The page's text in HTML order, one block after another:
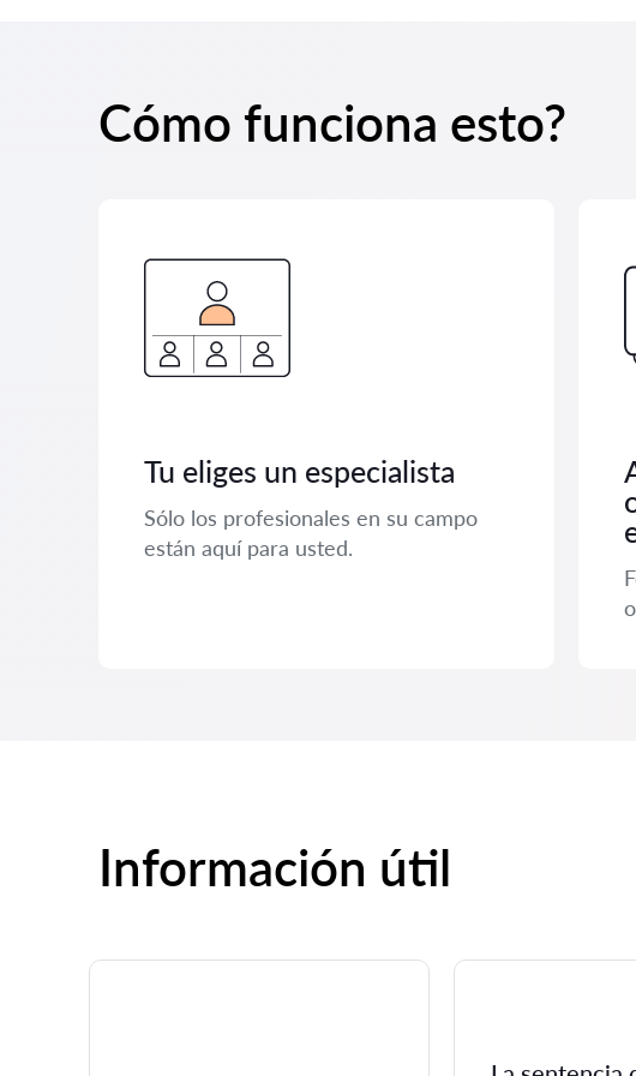
Cómo funciona esto?
Tu eliges un especialista
Sólo los profesionales en su campo
están aquí para usted.
Información útil